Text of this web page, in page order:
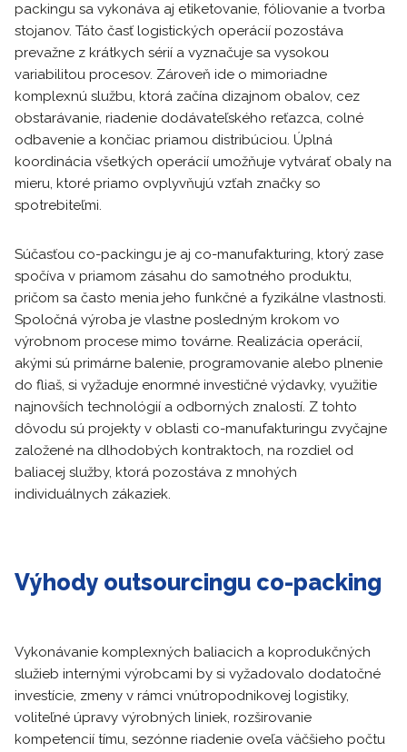
packingu sa vykonáva aj etiketovanie, fóliovanie a tvorba
stojanov. Táto časť logistických operácií pozostáva
prevažne z krátkych sérií a vyznačuje sa vysokou
variabilitou procesov. Zároveň ide o mimoriadne
komplexnú službu, ktorá začína dizajnom obalov, cez
obstarávanie, riadenie dodávateľského reťazca, colné
odbavenie a končiac priamou distribúciou. Úplná
koordinácia všetkých operácií umožňuje vytvárať obaly na
mieru, ktoré priamo ovplyvňujú vzťah značky so
spotrebiteľmi.
Súčasťou co-packingu je aj co-manufakturing, ktorý zase
spočíva v priamom zásahu do samotného produktu,
pričom sa často menia jeho funkčné a fyzikálne vlastnosti.
Spoločná výroba je vlastne posledným krokom vo
výrobnom procese mimo továrne. Realizácia operácií,
akými sú primárne balenie, programovanie alebo plnenie
do fliaš, si vyžaduje enormné investičné výdavky, využitie
najnovších technológií a odborných znalostí. Z tohto
dôvodu sú projekty v oblasti co-manufakturingu zvyčajne
založené na dlhodobých kontraktoch, na rozdiel od
baliacej služby, ktorá pozostáva z mnohých
individuálnych zákaziek.
Výhody outsourcingu co-packing
Vykonávanie komplexných baliacich a koprodukčných
služieb internými výrobcami by si vyžadovalo dodatočné
investície, zmeny v rámci vnútropodnikovej logistiky,
voliteľné úpravy výrobných liniek, rozširovanie
kompetencií tímu, sezónne riadenie oveľa väčšieho počtu